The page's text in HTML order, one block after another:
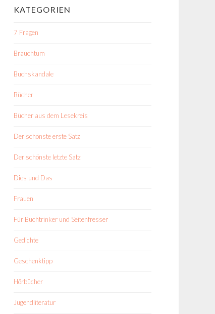
KATEGORIEN
7 Fragen
Brauchtum
Buchskandale
Bücher
Bücher aus dem Lesekreis
Der schönste erste Satz
Der schönste letzte Satz
Dies und Das
Frauen
Für Buchtrinker und Seitenfresser
Gedichte
Geschenktipp
Hörbücher
Jugendliteratur